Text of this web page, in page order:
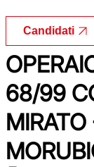
Candidati
68/99